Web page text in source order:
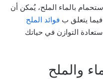
بالماء الملح، يُمكن أن
يتعلق ب فوائد الملح
التوازن في حياتك
والملح